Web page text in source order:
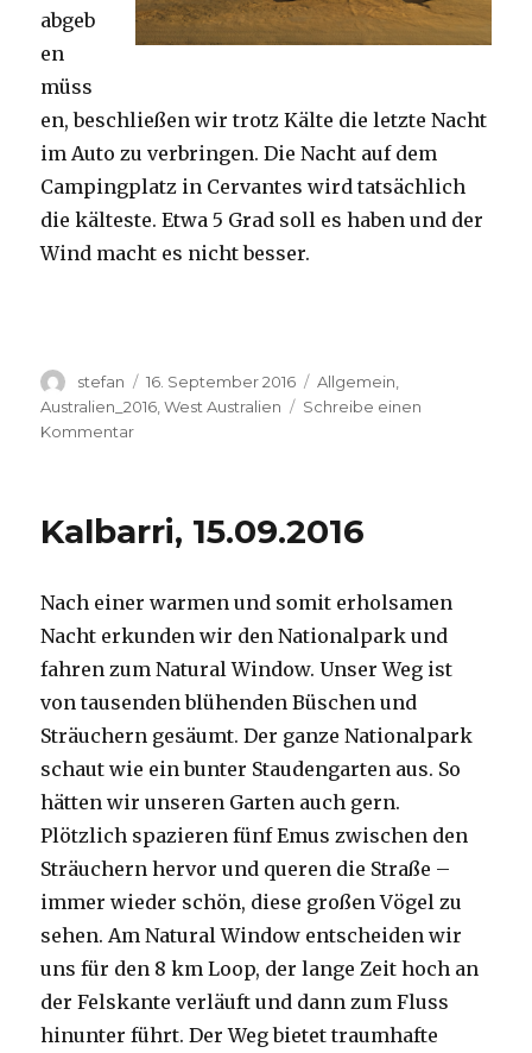
abgeb
en
müss
en, beschließen wir trotz Kälte die letzte Nacht
im Auto zu verbringen. Die Nacht auf dem
Campingplatz in Cervantes wird tatsächlich
die kälteste. Etwa 5 Grad soll es haben und der
Wind macht es nicht besser.
Autor
stefan
Veröffentlicht
am
16. September 2016 Kategorien
Allgemein
Australien_2016 ,West Australien
Schreibe einen
Kommentarzu
Kalbarri, 15.09.2016
Nach einer warmen und somit erholsamen
Nacht erkunden wir den Nationalpark und
fahren zum Natural Window. Unser Weg ist
von tausenden blühenden Büschen und
Sträuchern gesäumt. Der ganze Nationalpark
schaut wie ein bunter Staudengarten aus. So
hätten wir unseren Garten auch gern.
Plötzlich spazieren fünf Emus zwischen den
Sträuchern hervor und queren die Straße –
immer wieder schön, diese großen Vögel zu
sehen. Am Natural Window entscheiden wir
uns für den 8 km Loop, der lange Zeit hoch an
der Felskante verläuft und dann zum Fluss
hinunter führt. Der Weg bietet traumhafte